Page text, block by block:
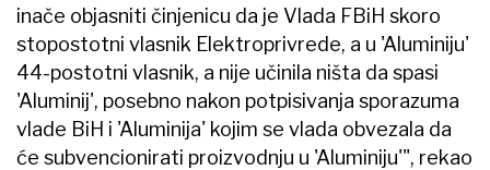
inače objasniti činjenicu da je Vlada FBiH skoro
stopostotni vlasnik Elektroprivrede, a u 'Aluminiju'
44-postotni vlasnik, a nije učinila ništa da spasi
'Aluminij', posebno nakon potpisivanja sporazuma
vlade BiH i 'Aluminija' kojim se vlada obvezala da
će subvencionirati proizvodnju u 'Aluminiju'", rekao